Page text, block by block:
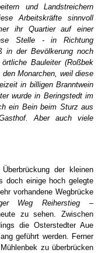
und Landstreichern
Arbeitskräfte sinnvoll
ihr Quartier auf einer
Stelle - in Richtung
in der Bevölkerung noch
Bauleiter (Roßbek
Monarchen, weil diese
in billigen Branntwein
wurde in Beringstedt im
ein Bein beim Sturz aus
Aber auch viele
der kleinen
doch einige hoch gelegte
vorhandene Wegbrücke
Weg Reiherstieg –
zu sehen. Zwischen
die Osterstedter Aue
geführt werden. Ferner
zu überbrücken